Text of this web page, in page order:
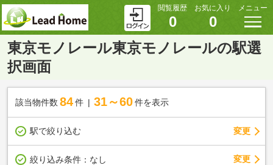
閲覧履歴
0
お気に入り
0
メニュー
東京モノレール東京モノレールの駅選
択画面
該当物件数 84件 31～60 件を表示
駅で絞り込む 変更
絞り込み条件： なし 変更